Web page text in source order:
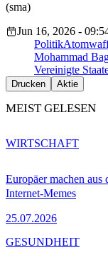
(sma)
Jun 16, 2026 -
Politik
Mohammad
Vereinigte
Drucken Aktie
MEIST GELESEN
Europäer machen aus
Internet-Memes
25.07.2026
WIRTSCHAFT
GESUNDHEIT